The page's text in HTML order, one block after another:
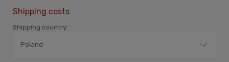
Shipping costs
Shipping country: